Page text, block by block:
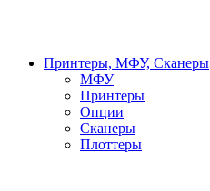
Принтеры, МФУ, Сканеры
МФУ
Принтеры
Опции
Сканеры
Плоттеры